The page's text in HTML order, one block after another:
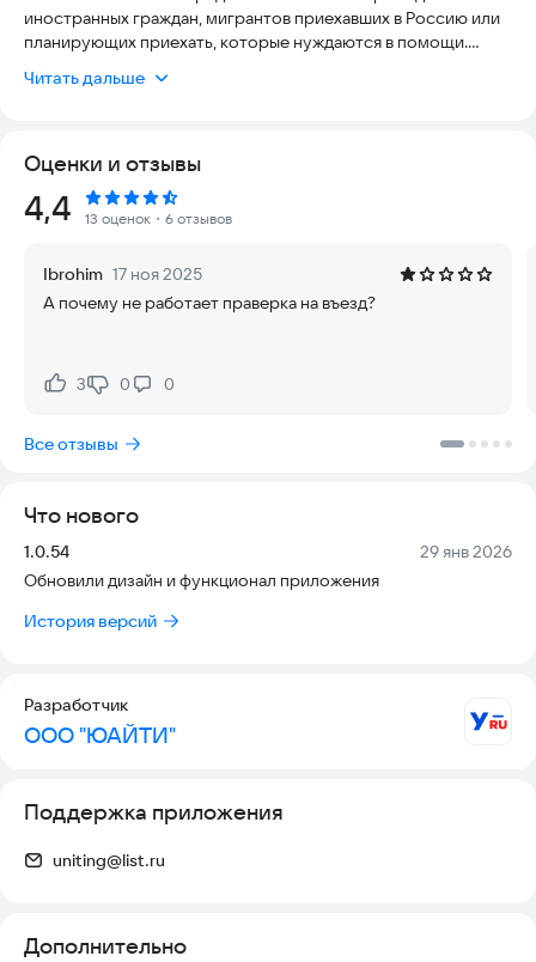
иностранных граждан, мигрантов приехавших в Россию или
планирующих приехать, которые нуждаются в помощи.
Возможности приложения:
- отправить юристу документы для проверки
- узнать у юриста что делать в вашей ситуации
- с помощью приложения самостоятельно проверить,
можно ли Вам оформить патент, РВП или ВНЖ
сроками документов
- узнать свежие новости для мигрантов
- как получить патент
- как получить РВП
- как получить гражданство
Помощь в нахождении решений для иностранных граждан,
желающих работать или жить в России.
Читать дальше
Оценки и отзывы
Рейтинг:
4,4 13 оценок ・6 отзывов
Ibrohim 17 ноя 2025
А почему не работает праверка на въезд?
Нравится:
3Не нравится:
0 0
Все отзывы
Что нового
Версия:
1.0.54 Дата:
29 янв 2026
Обновили дизайн и функционал приложения
История версий
Разработчик
ООО "ЮАЙТИ"
Поддержка приложения
uniting@list.ru
Дополнительно